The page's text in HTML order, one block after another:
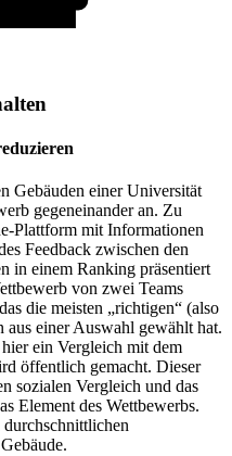
Gebäuden einer Universität
gegeneinander an. Zu
Plattform mit Informationen
Feedback zwischen den
in einem Ranking präsentiert
von zwei Teams
die meisten „richtigen“ (also
aus einer Auswahl gewählt hat.
ein Vergleich mit dem
öffentlich gemacht. Dieser
sozialen Vergleich und das
Element des Wettbewerbs.